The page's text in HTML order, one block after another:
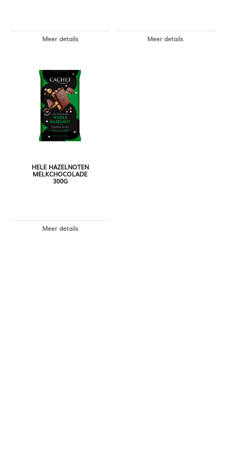
Meer details Meer details
HELE HAZELNOTEN
MELKCHOCOLADE
300G
Meer details